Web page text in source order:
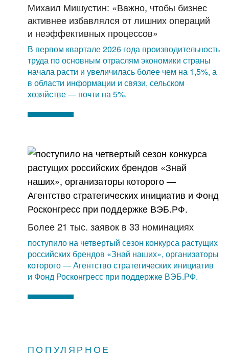
Михаил Мишустин: «Важно, чтобы бизнес
активнее избавлялся от лишних операций
и неэффективных процессов»
В первом квартале 2026 года производительность
труда по основным отраслям экономики страны
начала расти и увеличилась более чем на 1,5%, а
в области информации и связи, сельском
хозяйстве — почти на 5%.
Более 21 тыс. заявок в 33 номинациях
поступило на четвертый сезон конкурса растущих
российских брендов «Знай наших», организаторы
которого — Агентство стратегических инициатив
и Фонд Росконгресс при поддержке ВЭБ.РФ.
ПОПУЛЯРНОЕ